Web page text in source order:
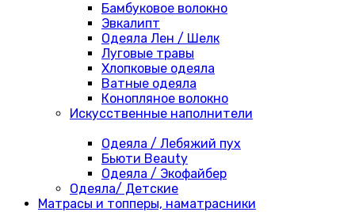
Бамбуковое волокно
Эвкалипт
Одеяла Лен / Шелк
Луговые травы
Хлопковые одеяла
Ватные одеяла
Конопляное волокно
Искусственные наполнители
Одеяла / Лебяжий пух
Бьюти Beauty
Одеяла / Экофайбер
Одеяла/ Детские
Матрасы и топперы, наматрасники